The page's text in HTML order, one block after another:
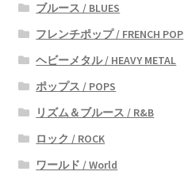
ブルース / BLUES
フレンチポップ / FRENCH POP
ヘビーメタル / HEAVY METAL
ポップス / POPS
リズム＆ブルース / R&B
ロック / ROCK
ワールド / World